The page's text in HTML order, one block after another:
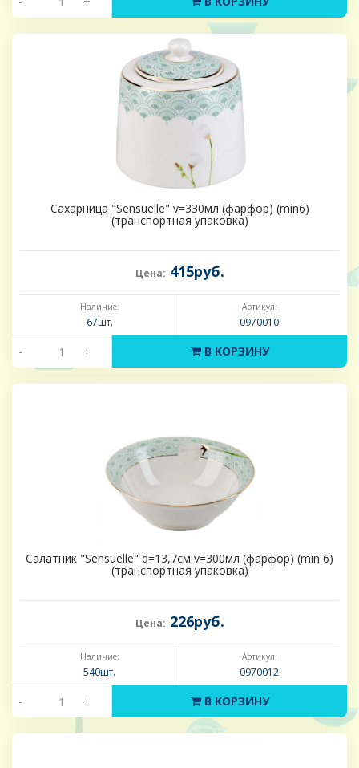
Сахарница "Sensuelle" v=330мл (фарфор) (min6)
(транспортная упаковка)
Цена: 415руб.
Наличие:
67шт.
Артикул:
0970010
- + В КОРЗИНУ
Салатник "Sensuelle" d=13,7см v=300мл (фарфор) (min 6)
(транспортная упаковка)
Цена: 226руб.
Наличие:
540шт.
Артикул:
0970012
- + В КОРЗИНУ